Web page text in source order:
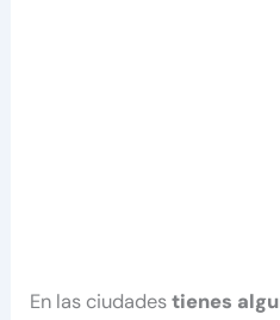
En las ciudadestienes